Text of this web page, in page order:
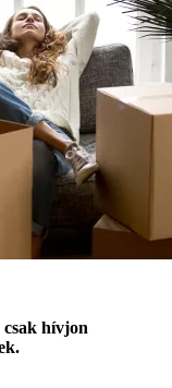
csak hívjon